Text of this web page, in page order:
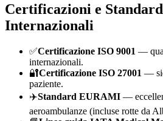
Certificazioni e
Internazionali
✅Certificazione ISO 9001 —
internazionali.
🔐Certificazione ISO 27001 —
paziente.
✈️Standard EURAMI —
aeroambulanze (incluse rotte da